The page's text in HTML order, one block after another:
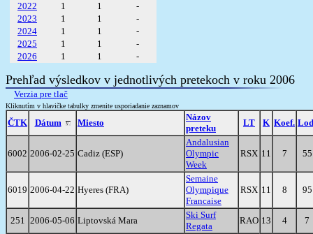
2022
1 1
-
2023
1 1
-
2024
1 1
-
2025
1 1
-
2026
1 1 -
Prehľad výsledkov v jednotlivých pretekoch v roku 2006
Verzia pre tlač
Kliknutím v hlavičke tabulky zmenite usporiadanie zaznamov
ČTK Dátum Miesto
Názov
preteku
LT K Koef.
6002 2006-02-25 Cadiz (ESP)
Andalusian
Olympic
Week
RSX 11 7 55
6019 2006-04-22 Hyeres (FRA)
Semaine
Olympique
Francaise
RSX 11 8 95
251 2006-05-06 Liptovská Mara
Ski Surf
Regata
RAO 13 4 7